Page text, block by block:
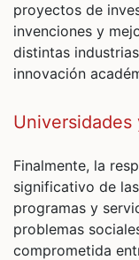
proyectos de
invenciones y
distintas
innovación
Finalmente, la
significativo de
programas y
problemas
comprometida